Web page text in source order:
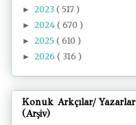
► 2023 ( 517 )
► 2024 ( 670 )
► 2025 ( 610 )
► 2026 ( 316 )
Konuk Arkçılar/ Yazarlar
(Arşiv)